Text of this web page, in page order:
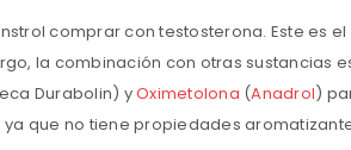
comprar con testosterona. Este es
la combinación con otras sustancias
Durabolin) yOximetolona (Anadrol)
que no tiene propiedades